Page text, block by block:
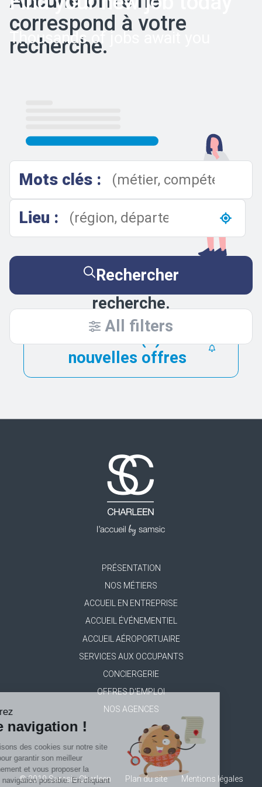
Thousands of jobs await you
Mots clés :
Lieu :
Rechercher
All filters
correspond à votre
recherche.
Essayez de nouveau en
élargissant vos critères de
recherche.
Être alerté(e) des
nouvelles offres
PRÉSENTATION
NOS MÉTIERS
ACCUEIL EN ENTREPRISE
ACCUEIL ÉVÉNEMENTIEL
ACCUEIL AÉROPORTUAIRE
SERVICES AUX OCCUPANTS
CONCIERGERIE
OFFRES D'EMPLOI
NOS AGENCES
© 2019 Samsic Charleen Plan du site Mentions légales
Améliorez
votre navigation !
Nous utilisons des cookies sur notre site
internet pour garantir son meilleur
fonctionnement et vous proposer la
meilleure navigation possible. En cliquant